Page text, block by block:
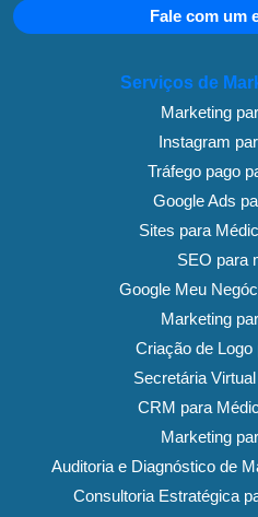
Fale com um
Serviços de
Marketing
Instagram
Tráfego pago
Google Ads
Sites para
SEO para
Google Meu
Marketing
Criação de Logo
Secretária
CRM para
Marketing
Auditoria e Diagnóstico de
Consultoria Estratégica